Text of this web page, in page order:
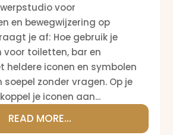
voor
en bewegwijzering op
je af: Hoe gebruik je
toiletten, bar en
heldere iconen en symbolen
zonder vragen. Op je
je iconen aan...
READ MORE...